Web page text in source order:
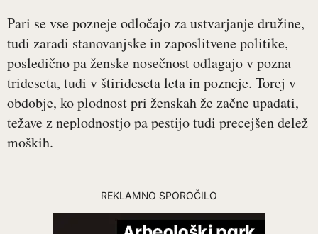
Pari se vse pozneje odločajo za ustvarjanje družine,
tudi zaradi stanovanjske in zaposlitvene politike,
posledično pa ženske nosečnost odlagajo v pozna
trideseta, tudi v štirideseta leta in pozneje. Torej v
obdobje, ko plodnost pri ženskah že začne upadati,
težave z neplodnostjo pa pestijo tudi precejšen delež
moških.
REKLAMNO SPOROČILO